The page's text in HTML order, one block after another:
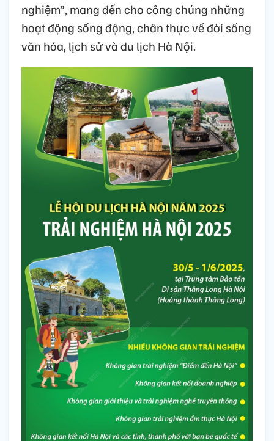
nghiệm”, mang đến cho công chúng những
hoạt động sống động, chân thực về đời sống
văn hóa, lịch sử và du lịch Hà Nội.